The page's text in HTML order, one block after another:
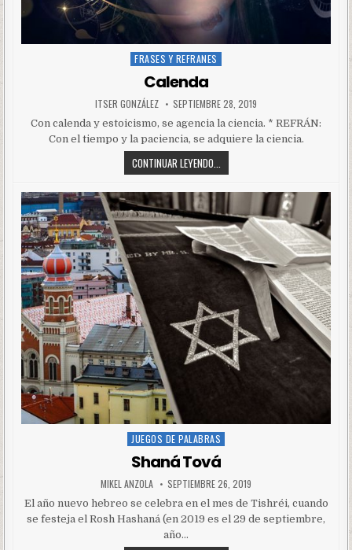
Posted
FRASES Y REFRANES
Calenda
ITSER GONZÁLEZ SEPTIEMBRE 28, 2019
Con calenda y estoicismo, se agencia la ciencia. * REFRÁN:
Con el tiempo y la paciencia, se adquiere la ciencia.
CONTINUAR LEYENDO...
Posted
in
JUEGOS DE PALABRAS
Shaná Tová
MIKEL ANZOLA SEPTIEMBRE 26, 2019
El año nuevo hebreo se celebra en el mes de Tishréi, cuando
se festeja el Rosh Hashaná (en 2019 es el 29 de septiembre,
año…